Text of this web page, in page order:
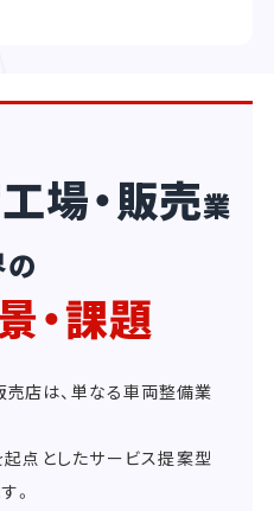
場・販売業
・課題
売店は、単なる車両整備業
点としたサービス提案型
。